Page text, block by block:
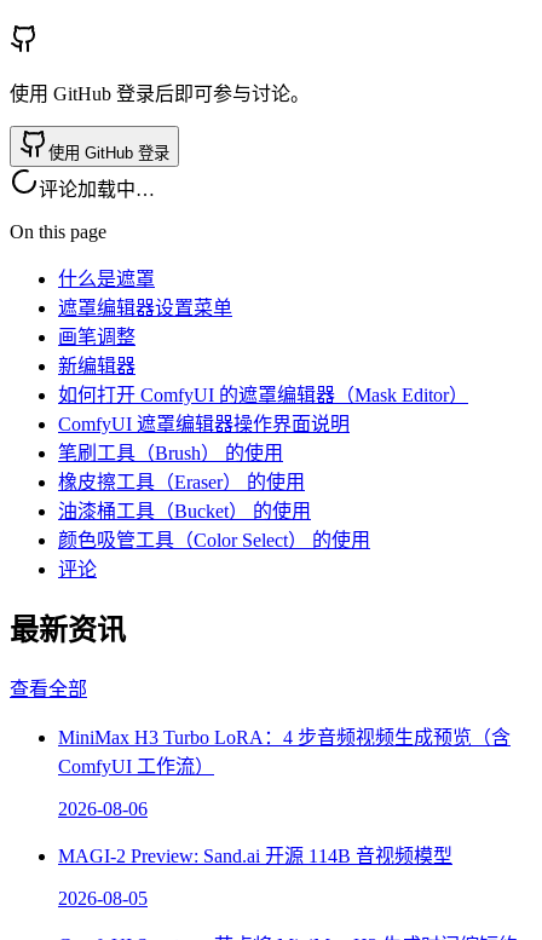
使用 GitHub 登录后即可参与讨论。
使用 GitHub 登录
评论加载中…
On this page
什么是遮罩
遮罩编辑器设置菜单
画笔调整
新编辑器
如何打开 ComfyUI 的遮罩编辑器（Mask Editor）
ComfyUI 遮罩编辑器操作界面说明
笔刷工具（Brush） 的使用
橡皮擦工具（Eraser） 的使用
油漆桶工具（Bucket） 的使用
颜色吸管工具（Color Select） 的使用
评论
最新资讯
查看全部
MiniMax H3 Turbo LoRA：4 步音频视频生成预览（含
ComfyUI 工作流）
2026-08-06
MAGI-2 Preview: Sand.ai 开源 114B 音视频模型
2026-08-05